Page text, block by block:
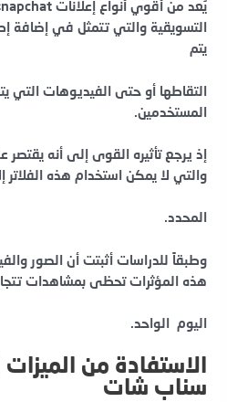
التسويقية والتي تتمثل في إضافة
يتم
التقاطها أو حتى الفيديوهات التي
المستخدمين.
إذ يرجع تأثيره القوى إلى أنه
والتي لا يمكن استخدام هذه الفلاتر
المحدد.
وطبقاً للدراسات أثبتت أن الصور
هذه المؤثرات تحظى بمشاهدات تتجاوز ال2 مليار
اليوم الواحد.
الاستفادة من
سناب شات